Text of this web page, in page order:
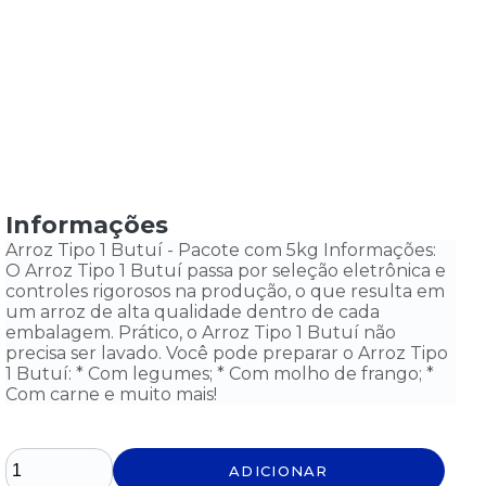
Informações
Arroz Tipo 1 Butuí - Pacote com 5kg Informações:
O Arroz Tipo 1 Butuí passa por seleção eletrônica e
controles rigorosos na produção, o que resulta em
um arroz de alta qualidade dentro de cada
embalagem. Prático, o Arroz Tipo 1 Butuí não
precisa ser lavado. Você pode preparar o Arroz Tipo
1 Butuí: * Com legumes; * Com molho de frango; *
Com carne e muito mais!
ADICIONAR